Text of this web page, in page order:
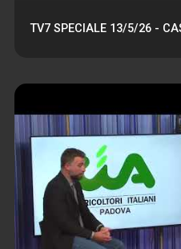
TV7 SPECIALE 13/5/26 -